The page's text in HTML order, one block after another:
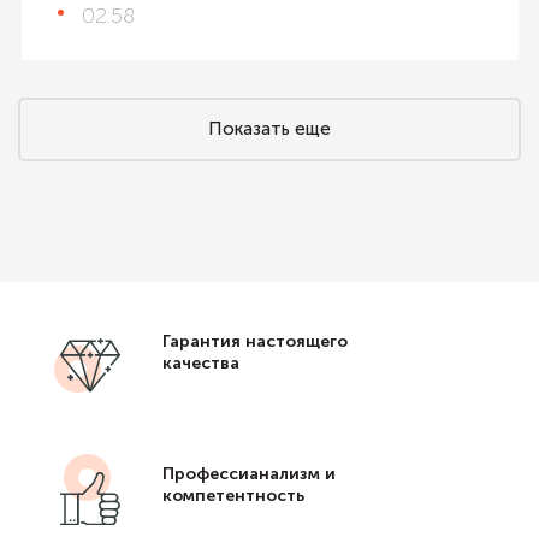
02:58
Показать еще
Гарантия настоящего
качества
Профессианализм и
компетентность